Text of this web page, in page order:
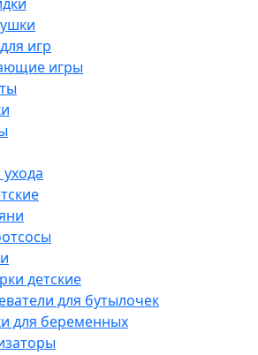
игр
игры
детские
для бутылочек
для беременных